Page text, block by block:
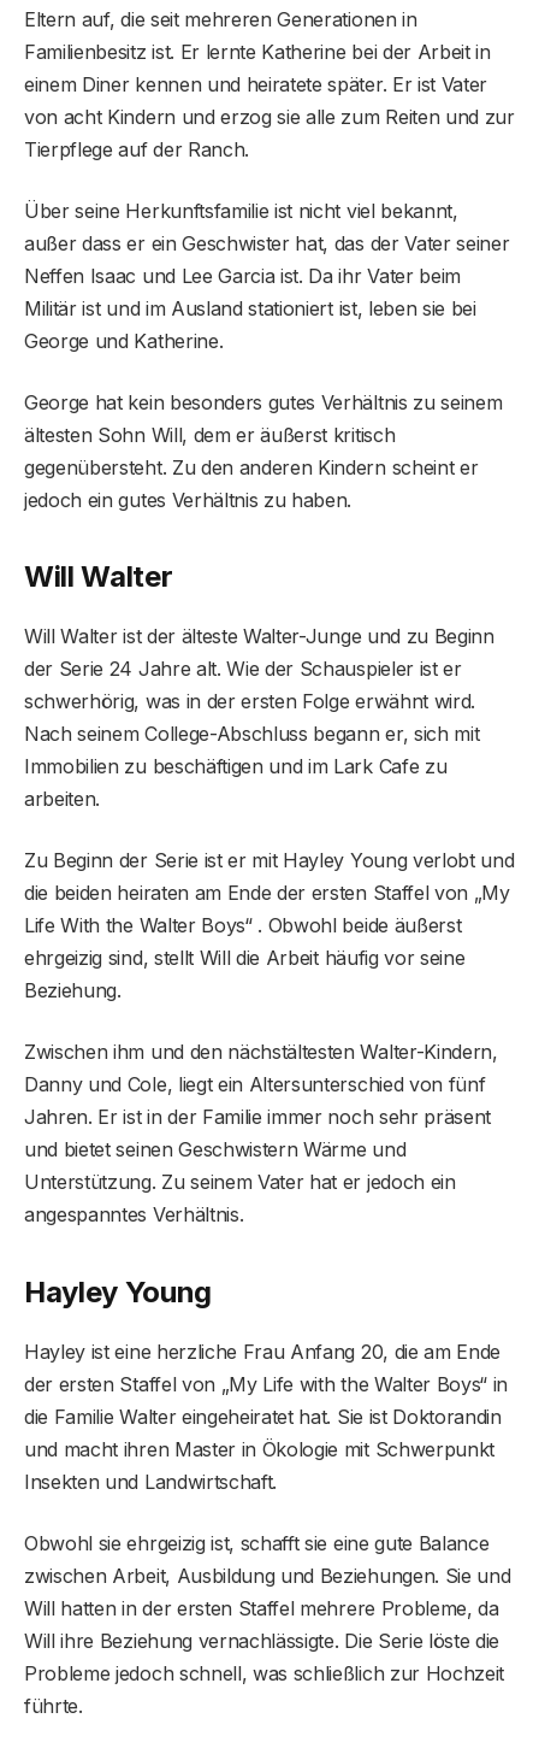
Eltern auf, die seit mehreren Generationen in
Familienbesitz ist. Er lernte Katherine bei der Arbeit in
einem Diner kennen und heiratete später. Er ist Vater
von acht Kindern und erzog sie alle zum Reiten und zur
Tierpflege auf der Ranch.
Über seine Herkunftsfamilie ist nicht viel bekannt,
außer dass er ein Geschwister hat, das der Vater seiner
Neffen Isaac und Lee Garcia ist. Da ihr Vater beim
Militär ist und im Ausland stationiert ist, leben sie bei
George und Katherine.
George hat kein besonders gutes Verhältnis zu seinem
ältesten Sohn Will, dem er äußerst kritisch
gegenübersteht. Zu den anderen Kindern scheint er
jedoch ein gutes Verhältnis zu haben.
Will Walter
Will Walter ist der älteste Walter-Junge und zu Beginn
der Serie 24 Jahre alt. Wie der Schauspieler ist er
schwerhörig, was in der ersten Folge erwähnt wird.
Nach seinem College-Abschluss begann er, sich mit
Immobilien zu beschäftigen und im Lark Cafe zu
arbeiten.
Zu Beginn der Serie ist er mit Hayley Young verlobt und
die beiden heiraten am Ende der ersten Staffel von „My
Life With the Walter Boys“ . Obwohl beide äußerst
ehrgeizig sind, stellt Will die Arbeit häufig vor seine
Beziehung.
Zwischen ihm und den nächstältesten Walter-Kindern,
Danny und Cole, liegt ein Altersunterschied von fünf
Jahren. Er ist in der Familie immer noch sehr präsent
und bietet seinen Geschwistern Wärme und
Unterstützung. Zu seinem Vater hat er jedoch ein
angespanntes Verhältnis.
Hayley Young
Hayley ist eine herzliche Frau Anfang 20, die am Ende
der ersten Staffel von „My Life with the Walter Boys“ in
die Familie Walter eingeheiratet hat. Sie ist Doktorandin
und macht ihren Master in Ökologie mit Schwerpunkt
Insekten und Landwirtschaft.
Obwohl sie ehrgeizig ist, schafft sie eine gute Balance
zwischen Arbeit, Ausbildung und Beziehungen. Sie und
Will hatten in der ersten Staffel mehrere Probleme, da
Will ihre Beziehung vernachlässigte. Die Serie löste die
Probleme jedoch schnell, was schließlich zur Hochzeit
führte.